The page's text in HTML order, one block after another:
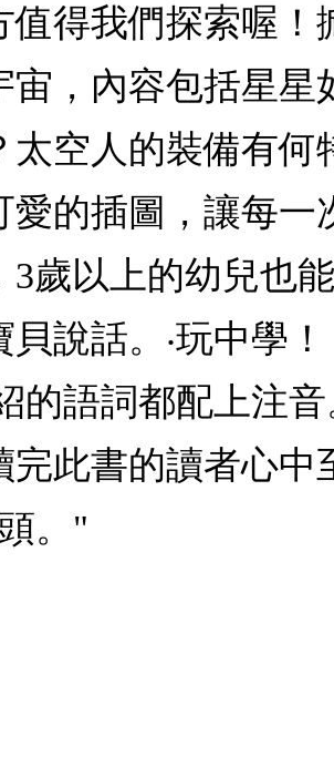
得我們探索喔！
，內容包括星星
空人的裝備有何
的插圖，讓每一
歲以上的幼兒也
說話。‧玩中學
的語詞都配上注
此書的讀者心中
。"